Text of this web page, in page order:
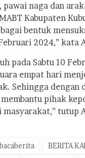
naga dan
Kabupaten
bentuk
2024,” kata
pada Sabtu 10
empat hari
Sehingga
pihak
tutup
BERITA